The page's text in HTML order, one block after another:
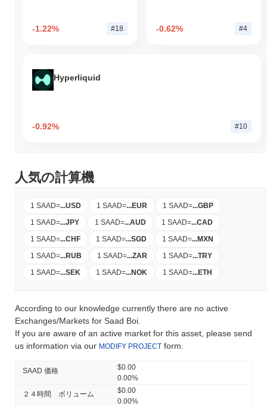
-1.22% #18 -0.62% #4
Hyperliquid
-0.92% #10
人気の計算機
1 SAAD=...USD 1 SAAD=...EUR 1 SAAD=...GBP
1 SAAD=...JPY 1 SAAD=...AUD 1 SAAD=...CAD
1 SAAD=...CHF 1 SAAD=...SGD 1 SAAD=...MXN
1 SAAD=...RUB 1 SAAD=...ZAR 1 SAAD=...TRY
1 SAAD=...SEK 1 SAAD=...NOK 1 SAAD=...ETH
According to our knowledge currently there are no active
Exchanges/Markets for Saad Boi.
If you are aware of an active market for this asset, please send
us information via our MODIFY PROJECT form.
SAAD 価格
$0.00
0.00%
２４時間 ボリューム
$0.00
0.00%